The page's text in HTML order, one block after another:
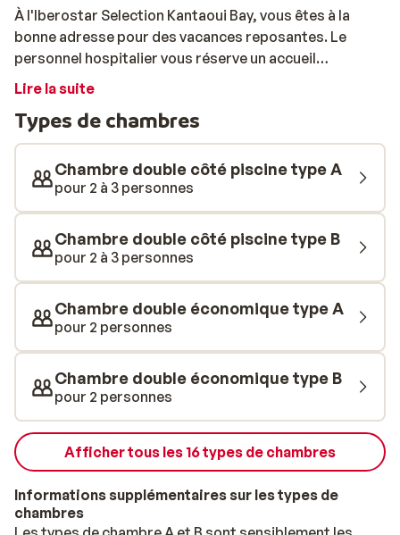
À l'Iberostar Selection Kantaoui Bay, vous êtes à la
bonne adresse pour des vacances reposantes. Le
personnel hospitalier vous réserve un accueil
chaleureux pour que vos vacances commencent bien.
seulement 3 kilomètres du centre. Les chambres sont
spacieuses et confortables et offrent souvent une
belle vue sur la mer. Mettez votre palais à l'épreuve et
goûtez aux saveurs de la cuisine tunisienne et
asiatique. Ici, vous pouvez choisir parmi une grande
variété de plats. Pour les plus actifs, il y a beaucoup à
faire dans cet hôtel, comme la voile, l'équitation le long
de la plage ou une séance de sport à la salle. Laissez-
est le plus grand du continent et compte 18 salles de
massage, 22 salles de soins à l'eau de mer et une belle
piscine à débordement avec vue sur la mer. Profitez du
jacuzzi ou du sauna ou optez pour un rituel de bien-être
et relaxez-vous. Vous préférez vous détendre à
l'extérieur? Plongez dans la piscine et terminez la
journée avec de la musique live.
Lire la suite
Types de chambres
Chambre double côté piscine type A
pour 2 à 3 personnes
Chambre double côté piscine type B
pour 2 à 3 personnes
Chambre double économique type A
pour 2 personnes
Chambre double économique type B
pour 2 personnes
Afficher tous les 16 types de chambres
Informations supplémentaires sur les types de
chambres